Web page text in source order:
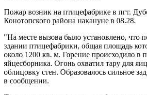
Пожар возник на птицефабрике в пгт.
Конотопского района накануне в 08.28.
"На месте вызова было установлено, что
здании птицефабрики, общая площадь
около 1200 кв. м. Горение происходило в
яйцесборника. Огонь охватил тару для
облицовку стен. Образовалось сильное
в сообщении.